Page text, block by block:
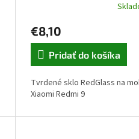
produktu
je
4,7
z
5
hviezdičiek.
€8,10
Pridať do košíka
Tvrdené sklo RedGlass na
Xiaomi Redmi 9